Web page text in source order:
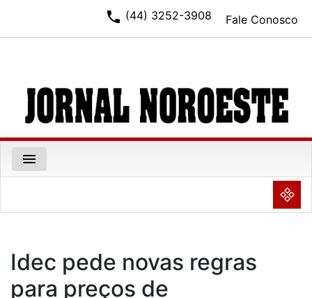
Fale Conosco
phone (44) 3252-3908
menu
NULL
Idec pede novas regras
para preços de